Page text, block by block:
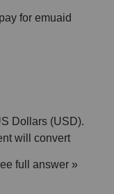
for emuaid
Dollars (USD).
will convert
full answer »